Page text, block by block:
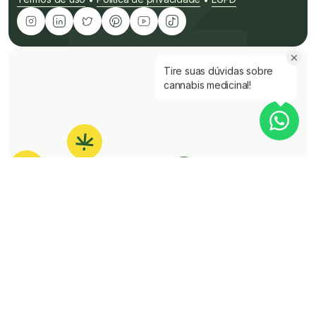
Tire suas dúvidas sobre
cannabis medicinal!